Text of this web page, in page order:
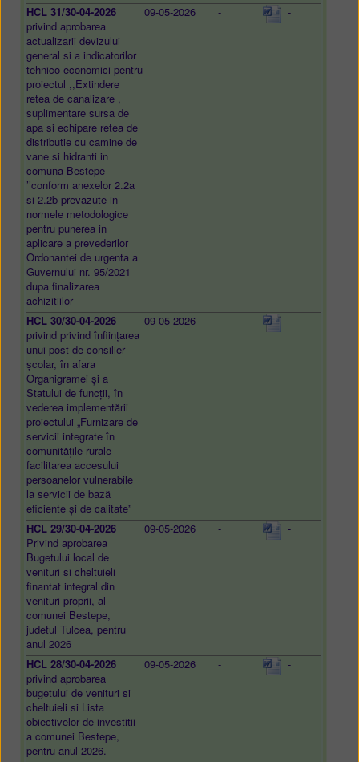
HCL 31/30-04-2026
privind aprobarea
actualizarii devizului
general si a indicatorilor
tehnico-economici pentru
proiectul ,,Extindere
retea de canalizare ,
suplimentare sursa de
apa si echipare retea de
distributie cu camine de
vane si hidranti in
comuna Bestepe
’’conform anexelor 2.2a
si 2.2b prevazute in
normele metodologice
pentru punerea in
aplicare a prevederilor
Ordonantei de urgenta a
Guvernului nr. 95/2021
dupa finalizarea
achizitiilor
09-05-2026 - -
HCL 30/30-04-2026
privind privind înființarea
unui post de consilier
școlar, în afara
Organigramei și a
Statului de funcții, în
vederea implementării
proiectului „Furnizare de
servicii integrate în
comunitățile rurale -
facilitarea accesului
persoanelor vulnerabile
la servicii de bază
eficiente și de calitate”
09-05-2026 - -
HCL 29/30-04-2026
Privind aprobarea
Bugetului local de
venituri si cheltuieli
finantat integral din
venituri proprii, al
comunei Bestepe,
judetul Tulcea, pentru
anul 2026
09-05-2026 - -
HCL 28/30-04-2026
privind aprobarea
bugetului de venituri si
cheltuieli si Lista
obiectivelor de investitii
a comunei Bestepe,
pentru anul 2026.
09-05-2026 - -